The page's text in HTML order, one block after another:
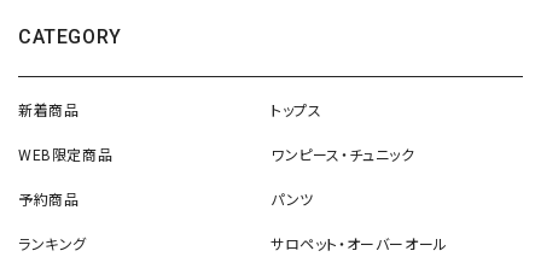
CATEGORY
新着商品
WEB限定商品
予約商品
ランキング
トップス
ワンピース・チュニック
パンツ
サロペット・オーバーオール